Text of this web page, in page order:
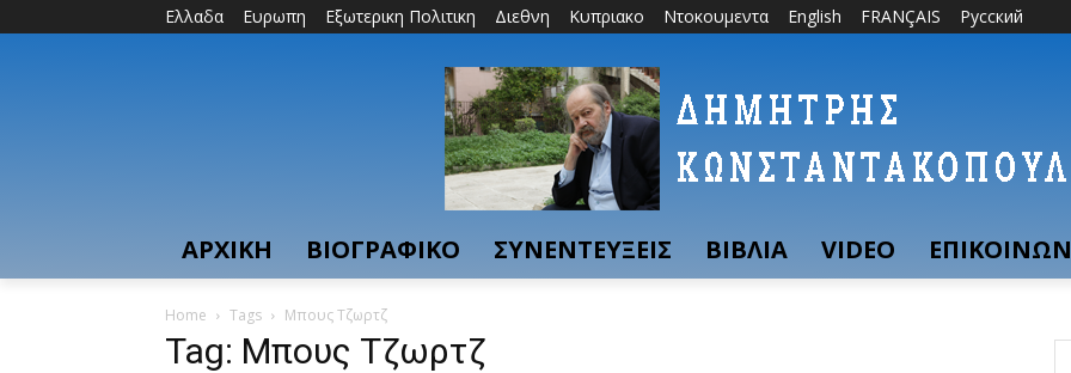
Ελλαδα Ευρωπη Εξωτερικη Πολιτικη Διεθνη Κυπριακο Ντοκουμεντα English FRANÇAIS Русский
ΑΡΧΙΚΗ ΒΙΟΓΡΑΦΙΚΟ ΣΥΝΕΝΤΕΥΞΕΙΣ ΒΙΒΛΙΑ VIDEO
Home Tags Μπους Τζωρτζ
Tag: Μπους Τζωρτζ